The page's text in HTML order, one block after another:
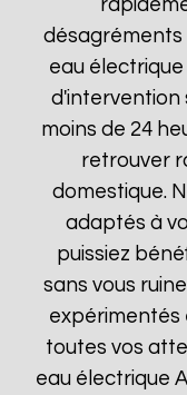
désagréments
eau
d'intervention
moins de 24
retrouver
domestique.
adaptés à
puissiez
sans vous
expérimentés
toutes vos
eau électrique